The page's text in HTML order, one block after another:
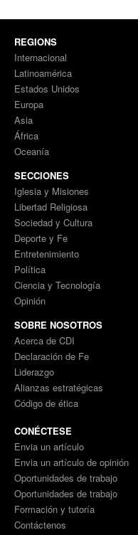
REGIONS
Internacional
Latinoamérica
Estados Unidos
Europa
Asia
África
Oceanía
SECCIONES
Iglesia y Misiones
Libertad Religiosa
Sociedad y Cultura
Deporte y Fe
Entretenimiento
Política
Ciencia y Tecnología
Opinión
SOBRE NOSOTROS
Acerca de CDI
Declaración de Fe
Liderazgo
Alianzas estratégicas
Código de ética
CONÉCTESE
Envia un artículo
Envia un artículo de opinión
Oportunidades de trabajo
Oportunidades de trabajo
Formación y tutoría
Contáctenos